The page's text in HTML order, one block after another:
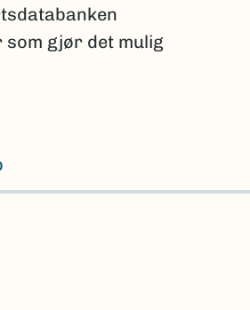
gjør det mulig